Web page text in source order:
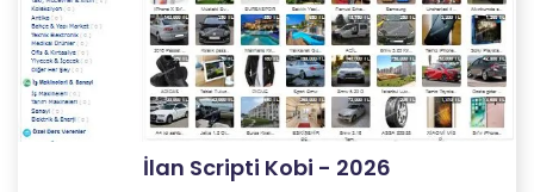
İlan Scripti Kobi - 2026